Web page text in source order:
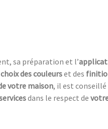
sa préparation et l’a
choix des couleurset des
votre maison, il est conseillé
dans le respect de